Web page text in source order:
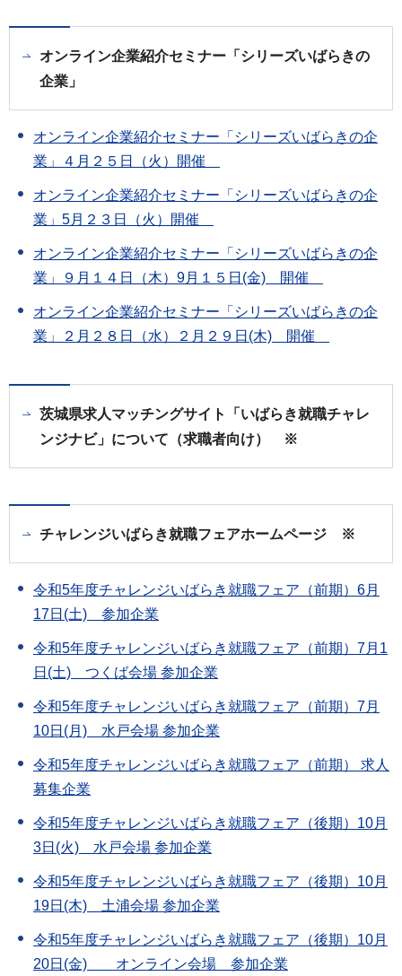
オンライン企業紹介セミナー「シリーズいばらきの
企業」
オンライン企業紹介セミナー「シリーズいばらきの企
業」４月２５日（火）開催
オンライン企業紹介セミナー「シリーズいばらきの企
業」5月２３日（火）開催
オンライン企業紹介セミナー「シリーズいばらきの企
業」９月１４日（木）9月１５日(金) 開催
オンライン企業紹介セミナー「シリーズいばらきの企
業」２月２８日（水）２月２９日(木) 開催
茨城県求人マッチングサイト「いばらき就職チャレ
ンジナビ」について（求職者向け） ※
チャレンジいばらき就職フェアホームページ ※
令和5年度チャレンジいばらき就職フェア（前期）6月
17日(土) 参加企業
令和5年度チャレンジいばらき就職フェア（前期）7月1
日(土) つくば会場 参加企業
令和5年度チャレンジいばらき就職フェア（前期）7月
10日(月) 水戸会場 参加企業
令和5年度チャレンジいばらき就職フェア（前期） 求人
募集企業
令和5年度チャレンジいばらき就職フェア（後期）10月
3日(火) 水戸会場 参加企業
令和5年度チャレンジいばらき就職フェア（後期）10月
19日(木) 土浦会場 参加企業
令和5年度チャレンジいばらき就職フェア（後期）10月
20日(金) オンライン会場 参加企業